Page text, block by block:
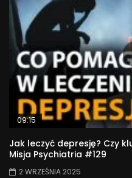
09:15
Jak leczyć depresję? Czy
Misja Psychiatria #129
2 WRZEŚNIA 2025